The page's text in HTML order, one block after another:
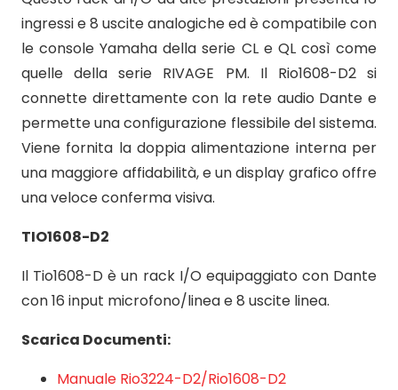
ingressi e 8 uscite analogiche ed è compatibile con
le console Yamaha della serie CL e QL così come
quelle della serie RIVAGE PM. Il Rio1608-D2 si
connette direttamente con la rete audio Dante e
permette una configurazione flessibile del sistema.
Viene fornita la doppia alimentazione interna per
una maggiore affidabilità, e un display grafico offre
una veloce conferma visiva.
TIO1608-D2
Il Tio1608-D è un rack I/O equipaggiato con Dante
con 16 input microfono/linea e 8 uscite linea.
Scarica Documenti:
Manuale Rio3224-D2/Rio1608-D2